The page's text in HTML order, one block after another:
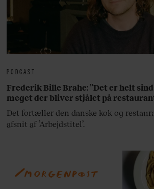
PODCAST
Frederik Bille Brahe: ”Det er helt
meget der bliver stjålet på
Det fortæller den danske kok og
afsnit af ’Arbejdstitel’.